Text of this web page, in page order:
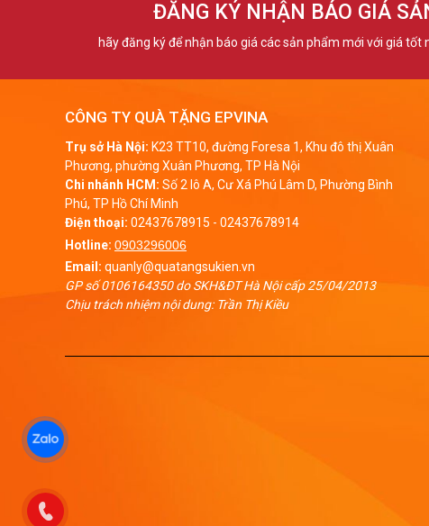
ĐĂNG KÝ NHẬN BÁO GIÁ
hãy đăng ký để nhận báo giá các sản phẩm mới với giá
CÔNG TY QUÀ TẶNG EPVINA
Trụ sở Hà Nội: K23 TT10, đường Foresa 1, Khu đô thị Xuân
Phương, phường Xuân Phương, TP Hà Nội
Chi nhánh HCM: Số 2 lô A, Cư Xá Phú Lâm D, Phường Bình
Phú, TP Hồ Chí Minh
Điện thoại: 02437678915 - 02437678914
Hotline: 0903296006
Email: quanly@quatangsukien.vn
GP số 0106164350 do SKH&ĐT Hà Nội cấp 25/04/2013
Chịu trách nhiệm nội dung: Trần Thị Kiều